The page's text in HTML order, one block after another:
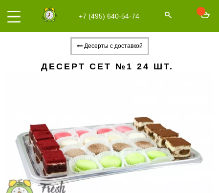
+7 (495) 640-54-74
Десерты с доставкой
ДЕСЕРТ СЕТ №1 24 ШТ.